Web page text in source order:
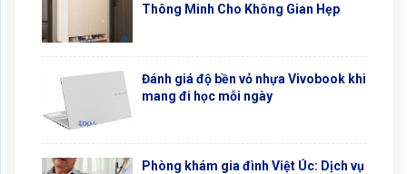
Thông Minh Cho Không Gian Hẹp
Đánh giá độ bền vỏ nhựa Vivobook khi
mang đi học mỗi ngày
Phòng khám gia đình Việt Úc: Dịch vụ